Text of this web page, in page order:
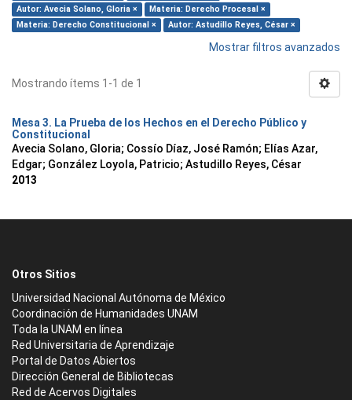
Autor: Avecia Solano, Gloria ×
Materia: Derecho Procesal ×
Materia: Derecho Constitucional ×
Autor: Astudillo Reyes, César ×
Mostrar filtros avanzados
Mostrando ítems 1-1 de 1
Mesa 3. La Prueba de los Hechos en el Derecho Público y
Constitucional
Avecia Solano, Gloria; Cossío Díaz, José Ramón; Elías Azar,
Edgar; González Loyola, Patricio; Astudillo Reyes, César
2013
Otros Sitios
Universidad Nacional Autónoma de México
Coordinación de Humanidades UNAM
Toda la UNAM en línea
Red Universitaria de Aprendizaje
Portal de Datos Abiertos
Dirección General de Bibliotecas
Red de Acervos Digitales